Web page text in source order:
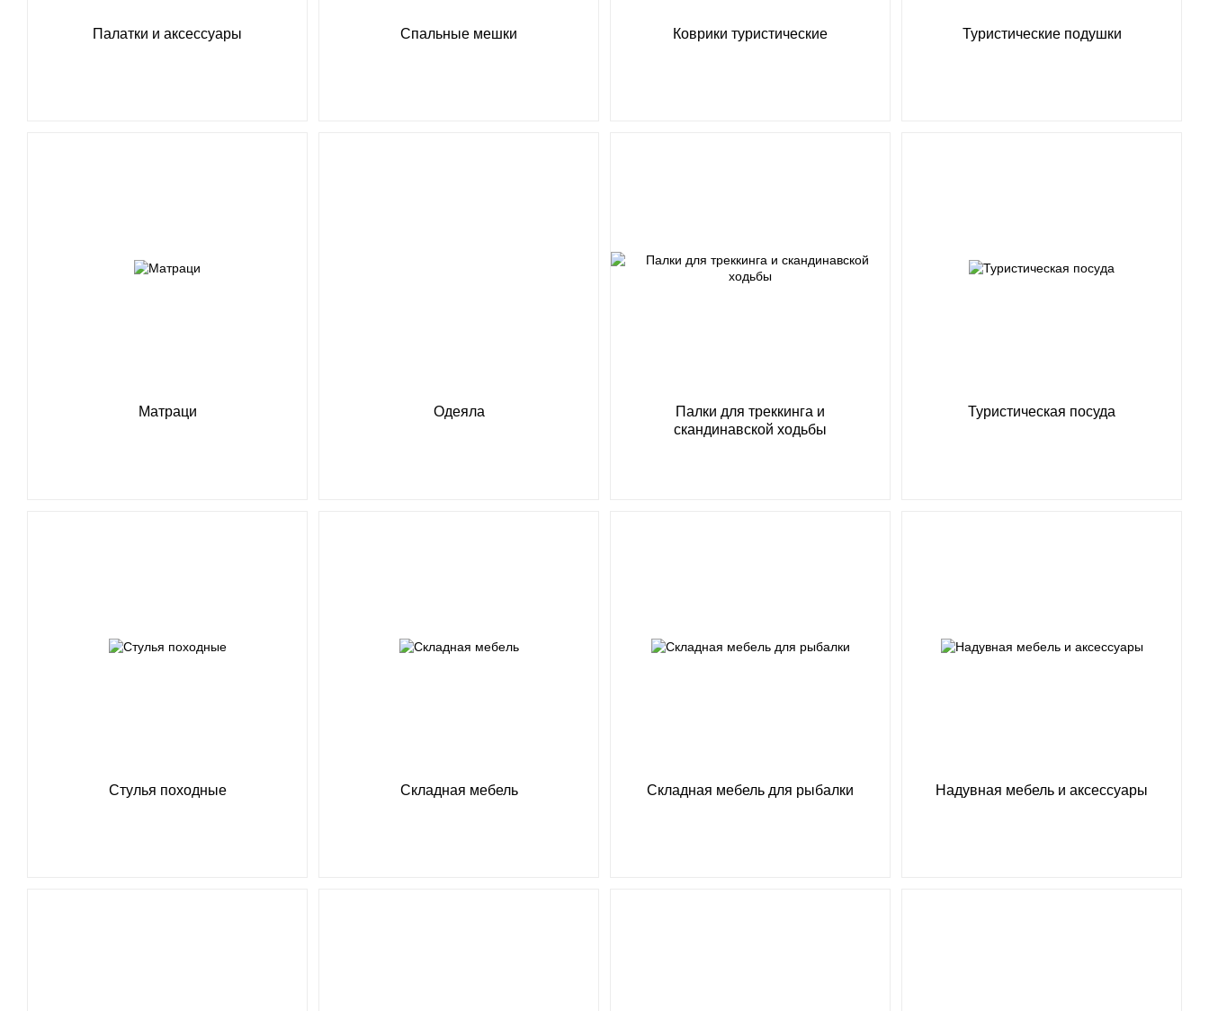
Палатки и аксессуары Спальные мешки Коврики туристические Туристические подушки
Матраци Одеяла
Палки для треккинга и
скандинавской ходьбы
Туристическая посуда
Стулья походные Складная мебель Складная мебель для рыбалки Надувная мебель и аксессуары